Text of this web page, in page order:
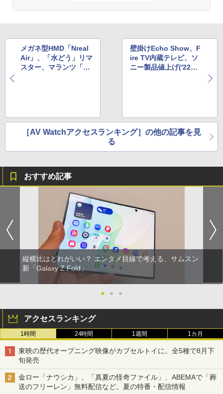
メガネ型HMD「Nreal
Air」、「水どう」リマ
スター、マランツ「M
壁掛けEcho Show、F
ire TV内蔵テレビ、ソ
ニー製品値上げ('22年3
［AV Watchアクセスランキング］の他の記事を見
る
おすすめ記事
縦横比はどれがいい？ エンタメ目線で考える、サムスン
新「Galaxy Z Fold」
● ● ●
アクセスランキング
1時間 24時間 1週間 1カ月
東映の歴代オープニング映像がカプセルトイに。全5種で8月下
旬発売
金ロー「ナウシカ」、「真夏の怪奇ファイル」、ABEMAで「葬
送のフリーレン」無料配信など。夏の特番・配信情報